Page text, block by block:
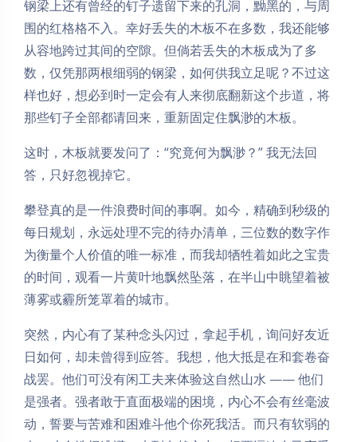
钢梁上还有曾经的钉子遗留下来的孔洞，黝黑的，与周
围的红格格不入。幸好丢失的木板不在多数，我还能够
从容地跨过其间的空隙。但倘若丢失的木板成为了多
数，仅凭那两根细弱的钢梁，如何供我立足呢？不过这
样也好，想必到时一定会有人来彻底翻新这个步道，将
那些钉子全部都请回来，重新固定住飘渺的木板。
这时，木板就要发问了：“究竟何为飘渺？” 我无法回
答，只好忽视掉它。
攀登真的是一件浪费时间的事啊。如今，精确到秒级的
每日规划，永远处理不完的待办清单，三位数的数字作
为衡量个人价值的唯一标准，而我却牺牲着如此之宝贵
的时间，观看一片黄叶地飘然坠落，在半山中眺望着被
薄雾或霾所笼罩着的城市。
突然，内心有了某种念头闪过，拿起手机，询问好友近
日如何，却未曾得到应答。我想，他大抵是在和套卷奋
战罢。他们可没有闲工夫来体验这自然山水 —— 他们
是强者。强者敢于直面极端的困境，内心不会有丝毫波
动，誓要与苦难和困难斗他个你死我活。而只有软弱的